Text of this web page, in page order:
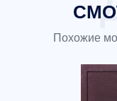
Похожие